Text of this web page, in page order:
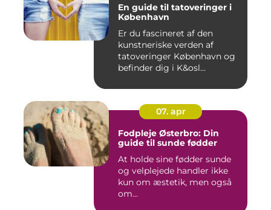
En guide til tatoveringer i
København
Er du fascineret af den
kunstneriske verden af
tatoveringer København og
befinder dig i K&osl...
07. apr
Fodpleje Østerbro: Din
guide til sunde fødder
At holde sine fødder sunde
og velplejede handler ikke
kun om æstetik, men også
om...